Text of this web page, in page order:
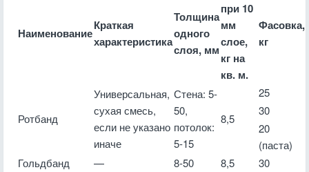
Наименование
Краткая
характеристика
Толщина
одного
слоя, мм
при 10
мм
слое,
кг на
кв. м.
Фасовка,
кг
Ротбанд
Универсальная,
сухая смесь,
если не указано
иначе
Стена: 5-
50,
потолок:
5-15
8,5
25
30
20
(паста)
Гольдбанд
— 8-50 8,5 30